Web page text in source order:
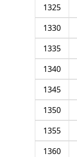
1325
1330
1335
1340
1345
1350
1355
1360